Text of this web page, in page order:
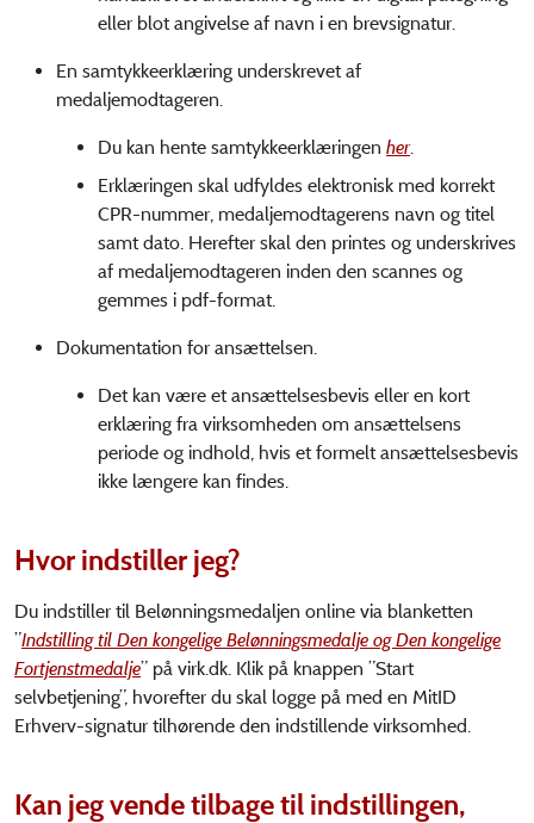
eller blot angivelse af navn i en brevsignatur.
En samtykkeerklæring underskrevet af
medaljemodtageren.
Du kan hente samtykkeerklæringen her.
Erklæringen skal udfyldes elektronisk med korrekt
CPR-nummer, medaljemodtagerens navn og titel
samt dato. Herefter skal den printes og underskrives
af medaljemodtageren inden den scannes og
gemmes i pdf-format.
Dokumentation for ansættelsen.
Det kan være et ansættelsesbevis eller en kort
erklæring fra virksomheden om ansættelsens
periode og indhold, hvis et formelt ansættelsesbevis
ikke længere kan findes.
Hvor indstiller jeg?
Du indstiller til Belønningsmedaljen online via blanketten
”Indstilling til Den kongelige Belønningsmedalje og Den kongelige
Fortjenstmedalje” på virk.dk. Klik på knappen ”Start
selvbetjening”, hvorefter du skal logge på med en MitID
Erhverv-signatur tilhørende den indstillende virksomhed.
Kan jeg vende tilbage til indstillingen,